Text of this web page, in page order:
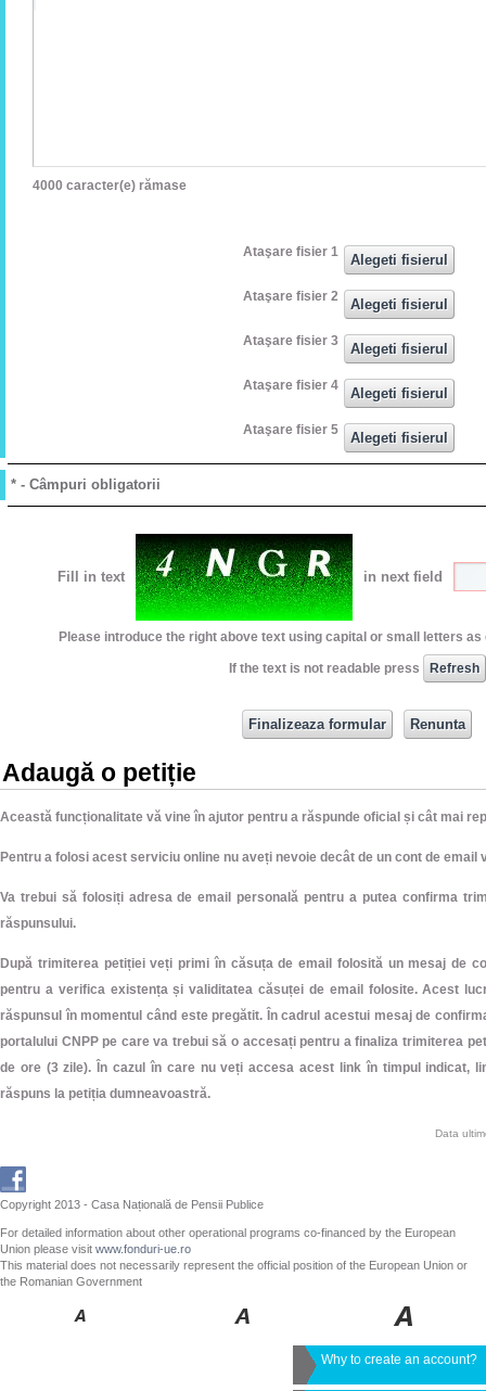
4000 caracter(e) rămase
Ataşare fisier 1
Ataşare fisier 2
Ataşare fisier 3
Ataşare fisier 4
Ataşare fisier 5
* - Câmpuri obligatorii
Fill in text in next field
Please introduce the right above text using capital or small letters
If the text is not readable press
Adaugă o petiție
Această funcționalitate vă vine în ajutor pentru a răspunde oficial și cât mai
Pentru a folosi acest serviciu online nu aveți nevoie decât de un cont de email
Va trebui să folosiți adresa de email personală pentru a putea confirma
răspunsului.
După trimiterea petiției veți primi în căsuța de email folosită un mesaj de
pentru a verifica existența și validitatea căsuței de email folosite. Acest
răspunsul în momentul când este pregătit. În cadrul acestui mesaj de
portalului CNPP pe care va trebui să o accesați pentru a finaliza trimiterea
de ore (3 zile). În cazul în care nu veți accesa acest link în timpul indicat,
răspuns la petiția dumneavoastră.
Data
Copyright 2013 - Casa Națională de Pensii Publice
For detailed information about other operational programs co-financed by the European
Union please visit www.fonduri-ue.ro
This material does not necessarily represent the official position of the European Union or
the Romanian Government
Why to create an account?